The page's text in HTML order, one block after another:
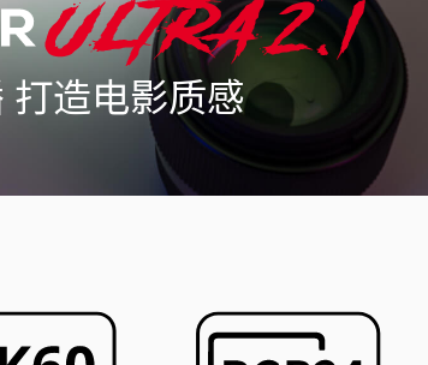
打造电影质感